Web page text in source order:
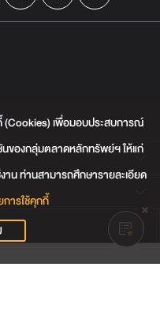
(Cookies) เพื่อมอบประสบการณ์
นของกลุ่มตลาดหลักทรัพย์ฯ ให้แก่
าน ท่านสามารถศึกษารายละเอียด
การใช้คุกกี้